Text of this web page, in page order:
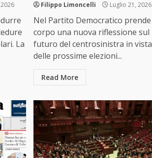
La
Filippo Limoncelli Luglio 21, 2026
Nel Partito Democratico prende
corpo una nuova riflessione sul
futuro del centrosinistra in vista
delle prossime elezioni...
Read More